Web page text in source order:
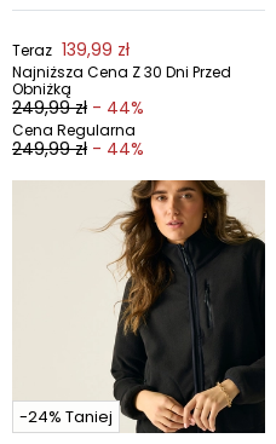
Teraz 139,99 zł
Najniższa Cena Z 30 Dni Przed
Obniżką
249,99 zł - 44%
Cena Regularna
249,99 zł - 44%
-24% Taniej